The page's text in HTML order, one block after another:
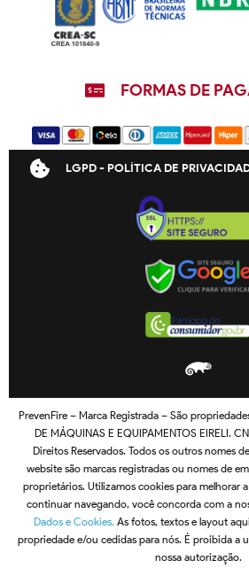
FORMAS DE
LGPD - POLÍTICA DE
PrevenFire – Marca Registrada – São
DE MÁQUINAS E EQUIPAMENTOS EIRELI.
Direitos Reservados. Todos os outros nomes
website são marcas registradas ou nomes de
proprietários. Utilizamos cookies para melhorar
continuar navegando, você concorda com a
Dados e Cookies. As fotos, textos e layout
propriedade e/ou cedidas para nós. É proibida a
nossa autorização.